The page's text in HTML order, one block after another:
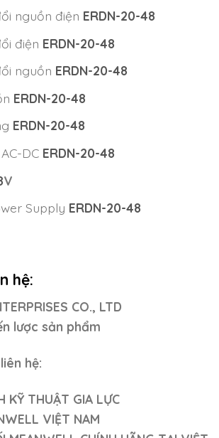
nguồn điện ERDN-20-48
điện ERDN-20-48
nguồn ERDN-20-48
ERDN-20-48
ERDN-20-48
DC ERDN-20-48
V
Supply ERDN-20-48
hệ:
CO., LTD
lược sản phẩm
hệ:
KỸ THUẬT GIA LỰC
VIỆT NAM